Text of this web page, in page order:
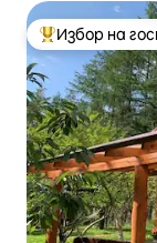
Най-Избор на